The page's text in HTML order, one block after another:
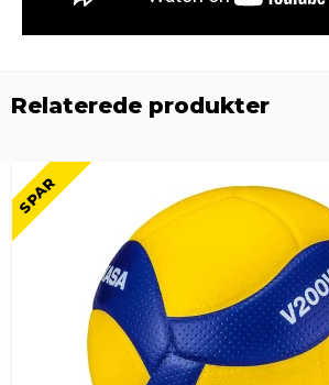
Relaterede produkter
SPAR